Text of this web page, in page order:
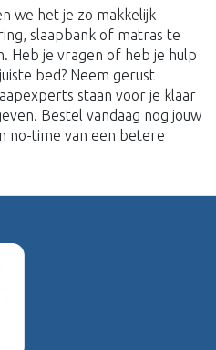
we het je zo makkelijk
slaapbank of matras te
Heb je vragen of heb je hulp
bed? Neem gerust
staan voor je klaar
Bestel vandaag nog jouw
no-time van een betere